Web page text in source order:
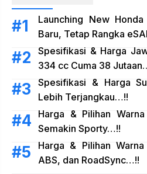
Launching New
Baru, Tetap Rangka
Spesifikasi & Harga
334 cc Cuma 38
Spesifikasi & Harga
Lebih Terjangkau…!!
Harga & Pilihan
Semakin Sporty…!!
Harga & Pilihan
ABS, dan RoadSync…!!